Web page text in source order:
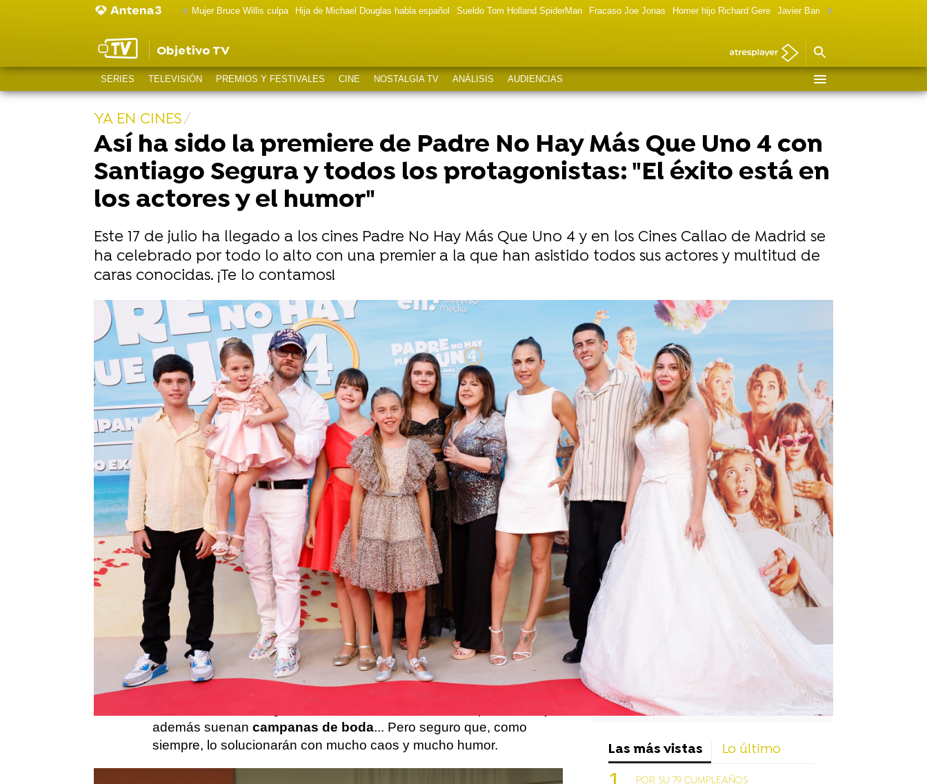
Mujer Bruce Willis culpa Hija de Michael Douglas habla español Sueldo Tom Holland SpiderMan Fracaso Joe Jonas Homer hijo Richard Gere Javier Bardem política
Objetivo TV
SERIES TELEVISIÓN PREMIOS Y FESTIVALES CINE NOSTALGIA TV ANÁLISIS AUDIENCIAS
YA EN CINES
Así ha sido la premiere de Padre No Hay Más Que Uno 4 con
Santiago Segura y todos los protagonistas: "El éxito está en
los actores y el humor"
Este 17 de julio ha llegado a los cines Padre No Hay Más Que Uno 4 y en los Cines Callao de Madrid se
ha celebrado por todo lo alto con una premier a la que han asistido todos sus actores y multitud de
caras conocidas. ¡Te lo contamos!
Vídeo: Estefanía González
Isabel S. Samaniego
Publicado: 17 de julio de 2024, 11:55
WhatsappFacebook
X Flipboard
Padre No Hay Más Que Uno 4 es la nueva entrega de la exitosa
saga
familiar que dirige y protagonizaSantiago Segura
junto a su
familia en la gran pantalla, que ya está exclusivamente en cines de
toda España.
además suenan campanas de boda... Pero seguro que, como
siempre, lo solucionarán con mucho caos y mucho humor.
Las más vistas Lo último
POR SU 79 CUMPLEAÑOS